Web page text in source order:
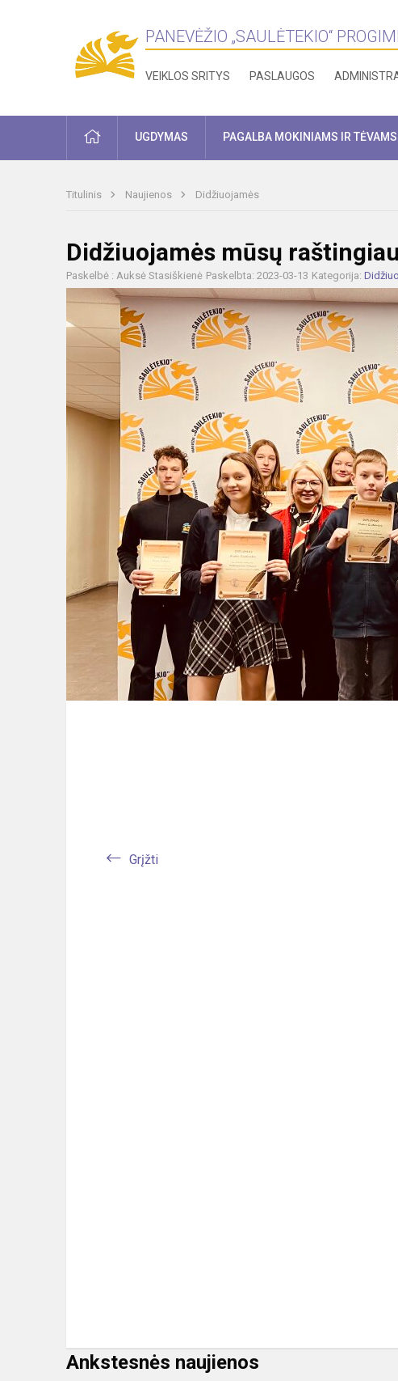
PANEVĖŽIO „SAULĖTEKIO“
VEIKLOS SRITYS PASLAUGOS
PRADŽIAUGDYMAS PAGALBA MOKINIAMS IR TĖVAMS
Titulinis Naujienos Didžiuojamės
Didžiuojamės mūsų
Paskelbė : Auksė Stasiškienė Paskelbta: 2023-03-13 Kategorija:
Grįžti
Ankstesnės naujienos